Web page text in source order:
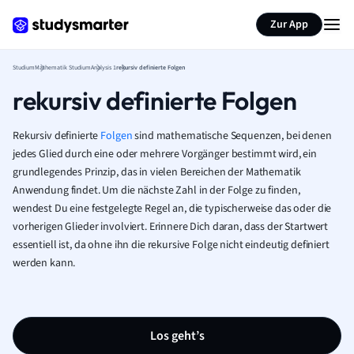
Zur App
StudiumMathematik StudiumAnalysis 1rekursiv definierte Folgen
rekursiv definierte Folgen
Rekursiv definierte Folgensind mathematische Sequenzen, bei denen
jedes Glied durch eine oder mehrere Vorgänger bestimmt wird, ein
grundlegendes Prinzip, das in vielen Bereichen der Mathematik
Anwendung findet. Um die nächste Zahl in der Folge zu finden,
wendest Du eine festgelegte Regel an, die typischerweise das oder die
vorherigen Glieder involviert. Erinnere Dich daran, dass der Startwert
essentiell ist, da ohne ihn die rekursive Folge nicht eindeutig definiert
werden kann.
Los geht’s